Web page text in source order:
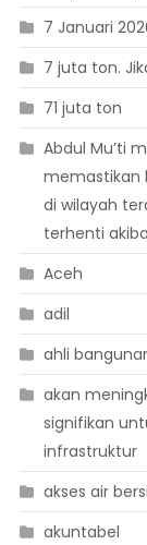
7 Januari
7 juta ton.
71 juta ton
Abdul Mu’ti
memastikan
di wilayah
terhenti
Aceh
adil
ahli
akan
signifikan
infrastruktur
akses air
akuntabel